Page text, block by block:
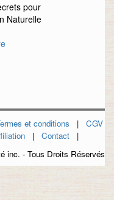
pour
Naturelle
et conditions | CGV
| Contact|
inc. - Tous Droits Réservés